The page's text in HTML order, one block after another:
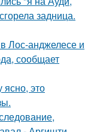
задница.
Лос-анджелесе и
сообщает
ясно, это